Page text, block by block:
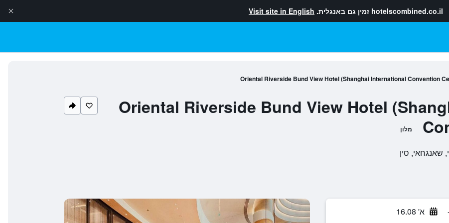
hotelscombined.co.il זמין גם באנגלית. Visit site in English
Oriental Riverside Bund View Hotel (Shanghai International Convention
Oriental Riverside Bund View Hotel
מלון
א' 16.08